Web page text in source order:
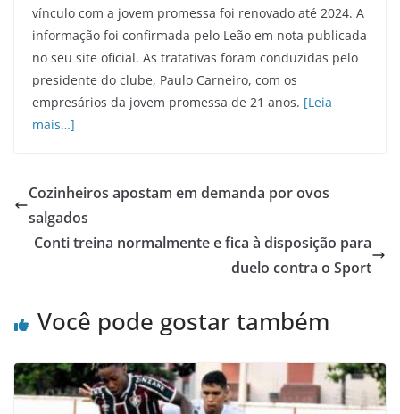
vínculo com a jovem promessa foi renovado até 2024. A
informação foi confirmada pelo Leão em nota publicada
no seu site oficial. As tratativas foram conduzidas pelo
presidente do clube, Paulo Carneiro, com os
empresários da jovem promessa de 21 anos. [Leia
mais…]
Cozinheiros apostam em demanda por ovos
salgados
Conti treina normalmente e fica à disposição para
duelo contra o Sport
Você pode gostar também